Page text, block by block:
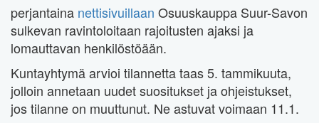
perjantaina nettisivuillaan Osuuskauppa Suur-Savon
sulkevan ravintoloitaan rajoitusten ajaksi ja
lomauttavan henkilöstöään.
Kuntayhtymä arvioi tilannetta taas 5. tammikuuta,
jolloin annetaan uudet suositukset ja ohjeistukset,
jos tilanne on muuttunut. Ne astuvat voimaan 11.1.